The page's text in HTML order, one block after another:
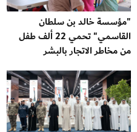
"مؤسسة خالد بن سلطان
القاسمي" تحمي 22 ألف طفل
من مخاطر الاتجار بالبشر